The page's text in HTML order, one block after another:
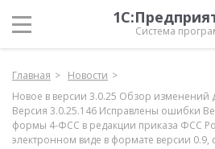
Система
Главная
Новости
Новое в версии 3.0.25 Обзор изменений
Версия 3.0.25.146 Исправлены ошибки
формы 4-ФСС в редакции приказа ФСС
электронном виде в формате версии 0.9,